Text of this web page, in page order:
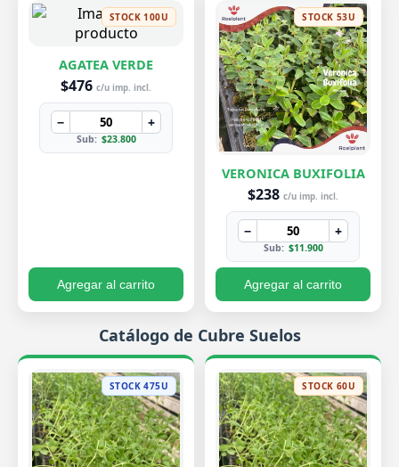
STOCK 100U
AGATEA VERDE
$476 c/u imp. incl.
− +
Sub: $23.800
Agregar al carrito
STOCK 53U
VERONICA BUXIFOLIA
$238 c/u imp. incl.
− +
Sub: $11.900
Agregar al carrito
Catálogo de Cubre Suelos
STOCK 475U STOCK 60U